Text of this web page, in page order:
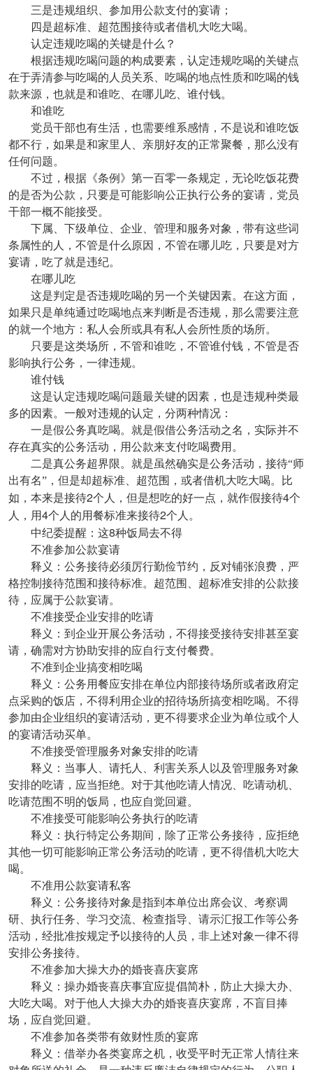
三是违规组织、参加用公款支付的宴请；
四是超标准、超范围接待或者借机大吃大喝。
认定违规吃喝的关键是什么？
根据违规吃喝问题的构成要素，认定违规吃喝的关键点
在于弄清参与吃喝的人员关系、吃喝的地点性质和吃喝的钱
款来源，也就是和谁吃、在哪儿吃、谁付钱。
和谁吃
党员干部也有生活，也需要维系感情，不是说和谁吃饭
都不行，如果是和家里人、亲朋好友的正常聚餐，那么没有
任何问题。
不过，根据《条例》第一百零一条规定，无论吃饭花费
的是否为公款，只要是可能影响公正执行公务的宴请，党员
干部一概不能接受。
下属、下级单位、企业、管理和服务对象，带有这些词
条属性的人，不管是什么原因，不管在哪儿吃，只要是对方
宴请，吃了就是违纪。
在哪儿吃
这是判定是否违规吃喝的另一个关键因素。在这方面，
如果只是单纯通过吃喝地点来判断是否违规，那么需要注意
的就一个地方：私人会所或具有私人会所性质的场所。
只要是这类场所，不管和谁吃，不管谁付钱，不管是否
影响执行公务，一律违规。
谁付钱
这是认定违规吃喝问题最关键的因素，也是违规种类最
多的因素。一般对违规的认定，分两种情况：
一是假公务真吃喝。就是假借公务活动之名，实际并不
存在真实的公务活动，用公款来支付吃喝费用。
二是真公务超界限。就是虽然确实是公务活动，接待“师
出有名”，但是却超标准、超范围，或者借机大吃大喝。比
如，本来是接待2个人，但是想吃的好一点，就作假接待4个
人，用4个人的用餐标准来接待2个人。
中纪委提醒：这8种饭局去不得
不准参加公款宴请
释义：公务接待必须厉行勤俭节约，反对铺张浪费，严
格控制接待范围和接待标准。超范围、超标准安排的公款接
待，应属于公款宴请。
不准接受企业安排的吃请
释义：到企业开展公务活动，不得接受接待安排甚至宴
请，确需对方协助安排的应自行支付餐费。
不准到企业搞变相吃喝
释义：公务用餐应安排在单位内部接待场所或者政府定
点采购的饭店，不得利用企业的招待场所搞变相吃喝。不得
参加由企业组织的宴请活动，更不得要求企业为单位或个人
的宴请活动买单。
不准接受管理服务对象安排的吃请
释义：当事人、请托人、利害关系人以及管理服务对象
安排的吃请，应当拒绝。对于其他吃请人情况、吃请动机、
吃请范围不明的饭局，也应自觉回避。
不准接受可能影响公务执行的吃请
释义：执行特定公务期间，除了正常公务接待，应拒绝
其他一切可能影响正常公务活动的吃请，更不得借机大吃大
喝。
不准用公款宴请私客
释义：公务接待对象是指到本单位出席会议、考察调
研、执行任务、学习交流、检查指导、请示汇报工作等公务
活动，经批准按规定予以接待的人员，非上述对象一律不得
安排公务接待。
不准参加大操大办的婚丧喜庆宴席
释义：操办婚丧喜庆事宜应提倡简朴，防止大操大办、
大吃大喝。对于他人大操大办的婚丧喜庆宴席，不盲目捧
场，应自觉回避。
不准参加各类带有敛财性质的宴席
释义：借举办各类宴席之机，收受平时无正常人情往来